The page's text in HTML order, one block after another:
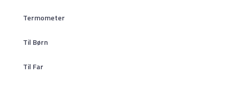
Termometer
Til Børn
Til Far